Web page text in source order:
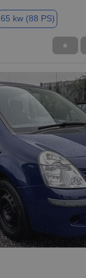
65 kw (88 PS)
★